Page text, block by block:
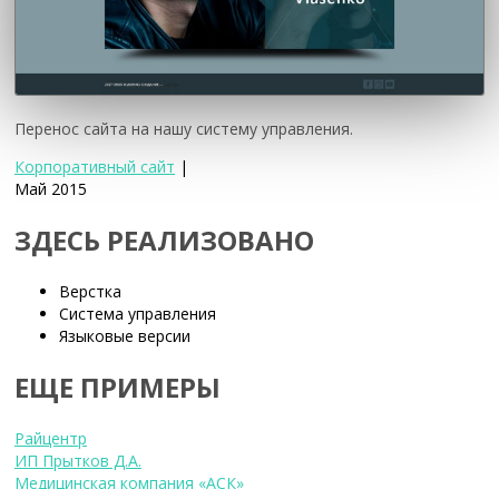
Перенос сайта на нашу систему управления.
Корпоративный сайт |
Май 2015
ЗДЕСЬ РЕАЛИЗОВАНО
Верстка
Система управления
Языковые версии
ЕЩЕ ПРИМЕРЫ
Райцентр
ИП Прытков Д.А.
Медицинская компания «АСК»